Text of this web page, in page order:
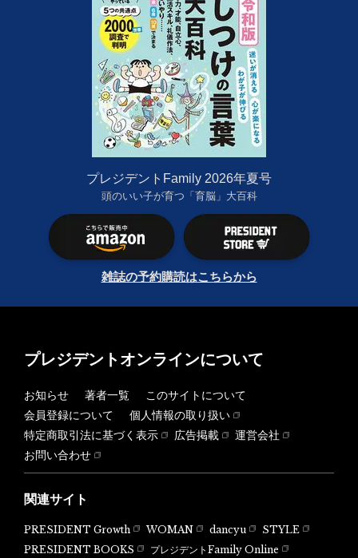
プレジデントFamily 2026年夏号
頭のいい子が育つ「育脳」大百科
雑誌の予約購読はこちらから
プレジデントオンラインについて
お知らせ 著者一覧
このサイトについて
会員登録について
個人情報の取り扱い
特定商取引法に基づく表示
広告掲載
運営会社
お問い合わせ
関連サイト
PRESIDENT Growth WOMAN dancyu
STYLE
PRESIDENT BOOKS
プレジデントFamily Online